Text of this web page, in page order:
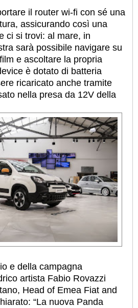
il router wi-fi con sé una
assicurando così una
ci si trovi: al mare, in
sarà possibile navigare su
e ascoltare la propria
è dotato di batteria
ricaricato anche tramite
nella presa da 12V della
e della campagna
artista Fabio Rovazzi
Head of Emea Fiat and
“La nuova Panda